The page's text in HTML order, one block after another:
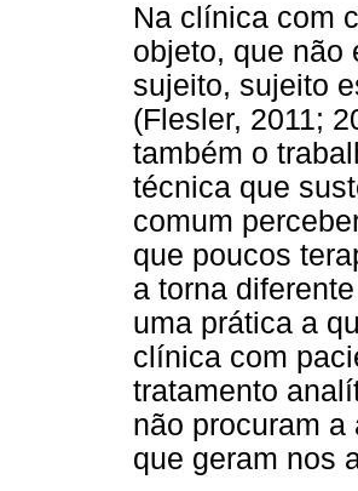
Na clínica com
objeto, que não
sujeito, sujeito
(Flesler, 2011;
também o
técnica que
comum
que poucos
a torna
uma prática a
clínica com
tratamento
não procuram
que geram nos